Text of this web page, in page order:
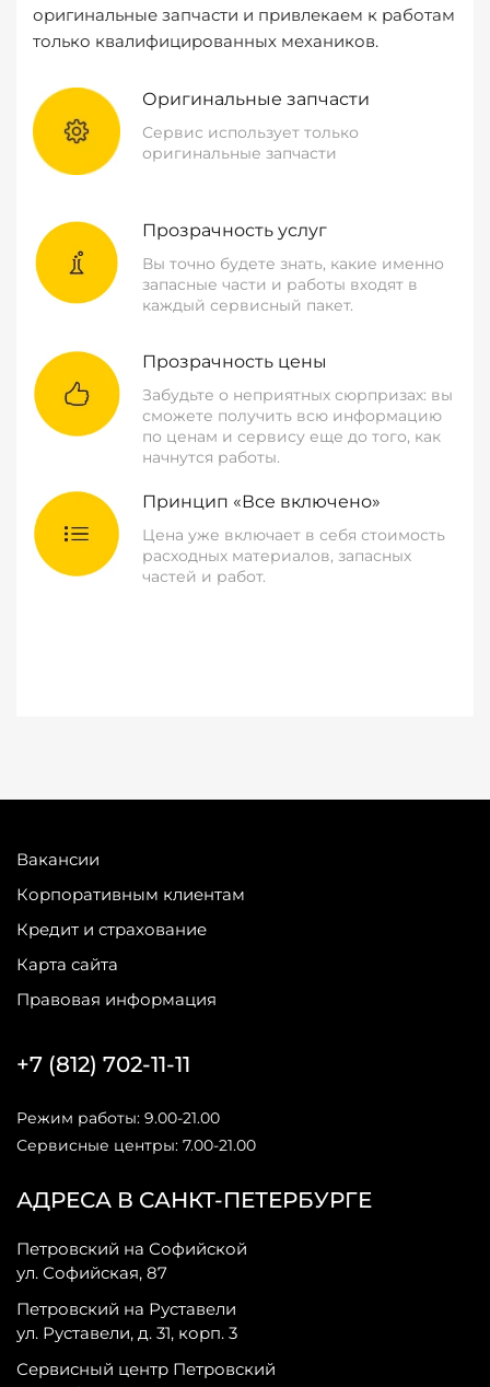
оригинальные запчасти и привлекаем к работам
только квалифицированных механиков.
Оригинальные запчасти
Сервис использует только
оригинальные запчасти
Прозрачность услуг
Вы точно будете знать, какие именно
запасные части и работы входят в
каждый сервисный пакет.
Прозрачность цены
Забудьте о неприятных сюрпризах: вы
сможете получить всю информацию
по ценам и сервису еще до того, как
начнутся работы.
Принцип «Все включено»
Цена уже включает в себя стоимость
расходных материалов, запасных
частей и работ.
Вакансии
Корпоративным клиентам
Кредит и страхование
Карта сайта
Правовая информация
АДРЕСА В САНКТ-ПЕТЕРБУРГЕ
Петровский на Софийской
ул. Софийская, 87
Петровский на Руставели
ул. Руставели, д. 31, корп. 3
Сервисный центр Петровский
+7 (812) 702-11-11
Режим работы: 9.00-21.00
Сервисные центры: 7.00-21.00